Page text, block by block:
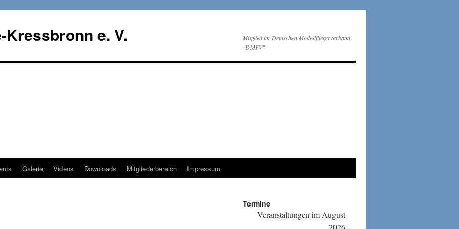
e. V.
Mitglied im Deutschen Modellfliegerverband
"DMFV"
Galerie Videos Downloads Mitgliederbereich Impressum
Termine
Veranstaltungen im August